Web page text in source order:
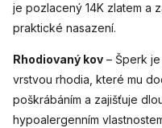
je pozlacený 14K zlatem a
praktické nasazení.
Rhodiovaný kov – Šperk
vrstvou rhodia, které mu
poškrábáním a zajišťuje
hypoalergenním